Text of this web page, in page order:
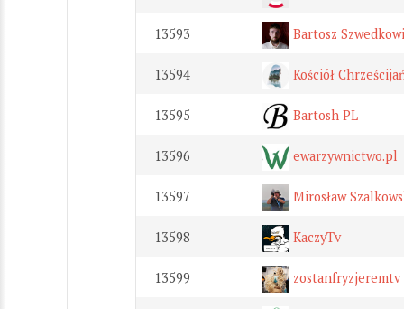
13593 Bartosz
13594 Kościół
13595 Bartosh PL
13596 ewarzywnictwo.pl
13597 Mirosław
13598 KaczyTv
13599 zostanfryzjeremtv